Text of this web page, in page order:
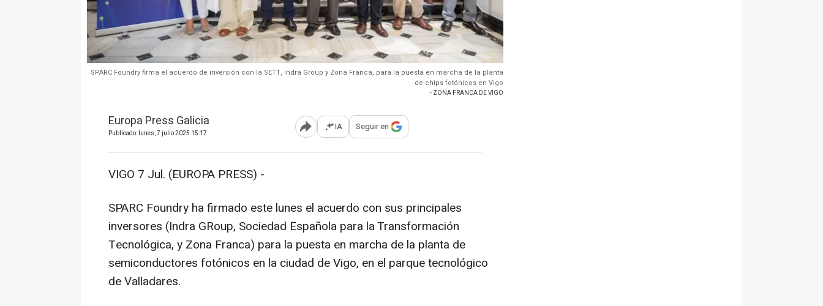
SPARC Foundry firma el acuerdo de inversión con la SETT, Indra Group y Zona Franca, para la puesta en marcha de la planta
de chips fotónicos en Vigo
- ZONA FRANCA DE VIGO
Europa Press Galicia
Publicado: lunes, 7 julio 2025 15:17 Abrir opciones para compartir
IA Seguir en
VIGO 7 Jul. (EUROPA PRESS) -
SPARC Foundry ha firmado este lunes el acuerdo con sus principales
inversores (Indra GRoup, Sociedad Española para la Transformación
Tecnológica, y Zona Franca) para la puesta en marcha de la planta de
semiconductores fotónicos en la ciudad de Vigo, en el parque tecnológico
de Valladares.